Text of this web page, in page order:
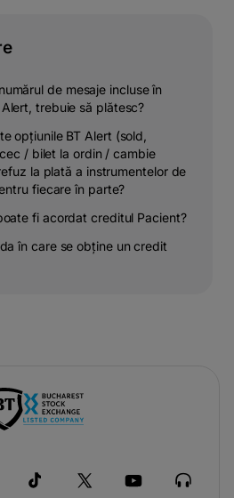
de mesaje incluse în
trebuie să plătesc?
opțiunile BT Alert (sold,
/ bilet la ordin / cambie
la plată a instrumentelor de
fiecare în parte?
fi acordat creditul Pacient?
în care se obține un credit
a